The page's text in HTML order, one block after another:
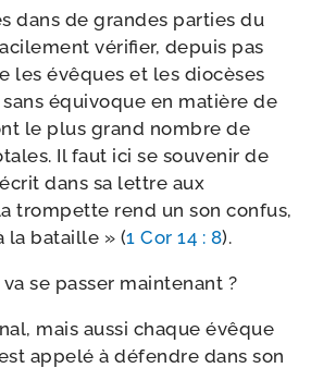
dans de grandes par­ties du
véri­fier, depuis pas
les évêques et les dio­cèses
équi­voque en matière de
le plus grand nombre de
Il faut ici se sou­ve­nir de
dans sa lettre aux
trom­pette rend un son confus,
la bataille » (1 Cor 14 : 8).
va se pas­ser maintenant ?
mais aus­si chaque évêque
appe­lé à défendre dans son